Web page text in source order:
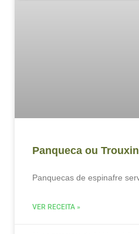
Panqueca ou
Panquecas de espinafre
VER RECEITA »